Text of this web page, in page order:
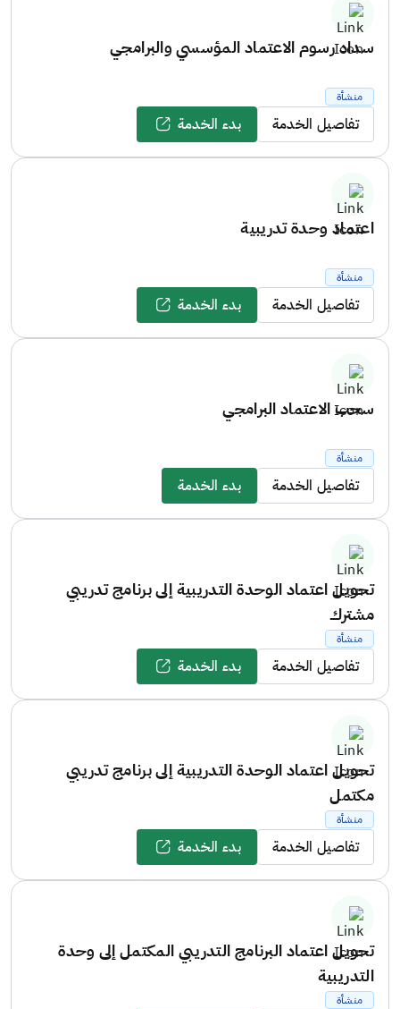
سداد رسوم الاعتماد المؤسسي والبرامجي
منشأة
تفاصيل الخدمة بدء الخدمة
اعتماد وحدة تدريبية
منشأة
تفاصيل الخدمة بدء الخدمة
سحب الاعتماد البرامجي
منشأة
تفاصيل الخدمة بدء الخدمة
تحويل اعتماد الوحدة التدريبية إلى برنامج تدريبي
مشترك
منشأة
تفاصيل الخدمة بدء الخدمة
تحويل اعتماد الوحدة التدريبية إلى برنامج تدريبي
مكتمل
منشأة
تفاصيل الخدمة بدء الخدمة
تحويل اعتماد البرنامج التدريبي المكتمل إلى وحدة
التدريبية
منشأة